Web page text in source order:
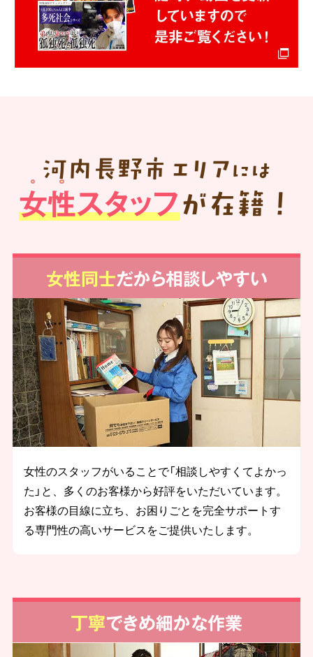
河内長野市 エリア には
女性スタッフが在籍！
女性同士だから相談しやすい
女性のスタッフがいることで「相談しやすくてよかっ
た」と、多くのお客様から好評をいただいています。
お客様の目線に立ち、お困りごとを完全サポートす
る専門性の高いサービスをご提供いたします。
丁寧できめ細かな作業